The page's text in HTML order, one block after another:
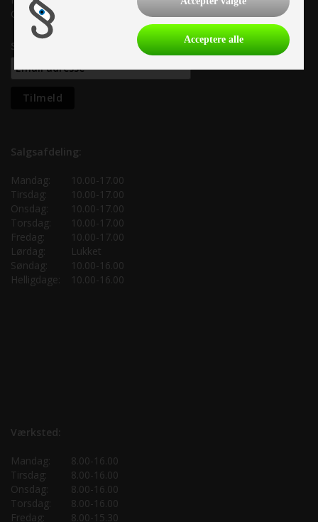
CVR: 33 38 77 33
Samtykke til nyhedsbrev
Salgsafdeling:
Mandag:
10.00-17.00
Tirsdag:
10.00-17.00
Onsdag:
10.00-17.00
Torsdag:
10.00-17.00
Fredag:
10.00-17.00
Lørdag:
Lukket
Søndag:
10.00-16.00
Helligdage:
10.00-16.00
Værksted:
Mandag:
8.00-16.00
Tirsdag:
8.00-16.00
Onsdag:
8.00-16.00
Torsdag:
8.00-16.00
Fredag:
8.00-15.30
Acceptere alle